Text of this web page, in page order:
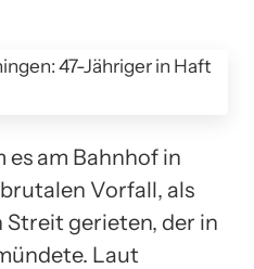
es am Bahnhof in
Vorfall, als
Streit gerieten, der in
Laut